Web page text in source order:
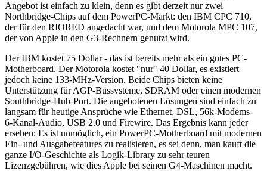
Angebot ist einfach zu klein, denn es gibt derzeit nur zwei
Northbridge-Chips auf dem PowerPC-Markt: den IBM CPC 710,
der für den RIORED angedacht war, und dem Motorola MPC 107,
der von Apple in den G3-Rechnern genutzt wird.
Der IBM kostet 75 Dollar - das ist bereits mehr als ein gutes PC-
Motherboard. Der Motorola kostet "nur" 40 Dollar, es existiert
jedoch keine 133-MHz-Version. Beide Chips bieten keine
Unterstützung für AGP-Bussysteme, SDRAM oder einen modernen
Southbridge-Hub-Port. Die angebotenen Lösungen sind einfach zu
langsam für heutige Ansprüche wie Ethernet, DSL, 56k-Modems-
6-Kanal-Audio, USB 2.0 und Firewire. Das Ergebnis kann jeder
ersehen: Es ist unmöglich, ein PowerPC-Motherboard mit modernen
Ein- und Ausgabefeatures zu realisieren, es sei denn, man kauft die
ganze I/O-Geschichte als Logik-Library zu sehr teuren
Lizenzgebühren, wie dies Apple bei seinen G4-Maschinen macht.